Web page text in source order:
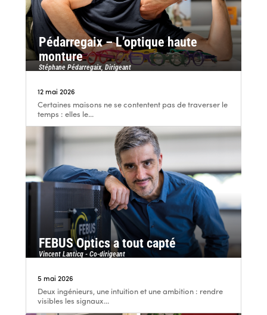
Pédarregaix – L’optique haute
monture
Stéphane Pédarregaix, Dirigeant
12 mai 2026
Certaines maisons ne se contentent pas de traverser le
temps : elles le...
FEBUS Optics a tout capté
Vincent Lanticq - Co-dirigeant
5 mai 2026
Deux ingénieurs, une intuition et une ambition : rendre
visibles les signaux...